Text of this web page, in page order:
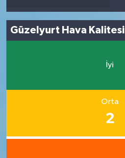
Güzelyurt Hava Kalitesi
İyi
Orta
2